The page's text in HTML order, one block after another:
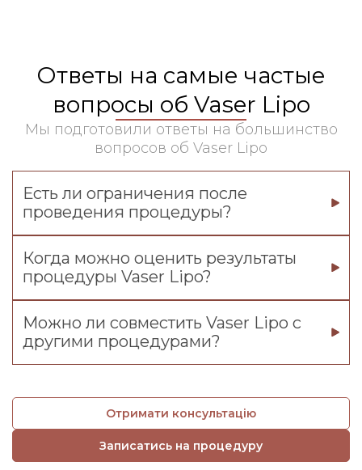
Ответы на самые частые
вопросы об Vaser Lipo
Мы подготовили ответы на большинство
вопросов об Vaser Lipo
Есть ли ограничения после
проведения процедуры?
Когда можно оценить результаты
процедуры Vaser Lipo?
Можно ли совместить Vaser Lipo с
другими процедурами?
Отримати консультацію
Записатись на процедуру